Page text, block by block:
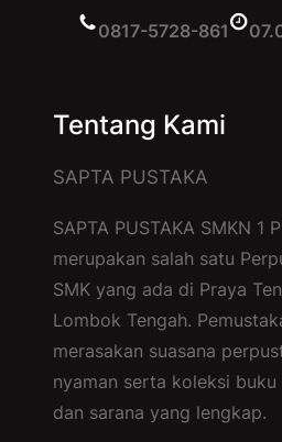
0817-5728-861
Tentang Kami
SAPTA PUSTAKA
SAPTA PUSTAKA SMKN 1
merupakan salah satu
SMK yang ada di Praya
Lombok Tengah.
merasakan suasana
nyaman serta koleksi
dan sarana yang lengkap.